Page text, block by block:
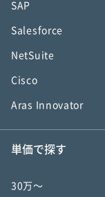
SAP
Salesforce
NetSuite
Cisco
Aras Innovator
単価で探す
30万〜